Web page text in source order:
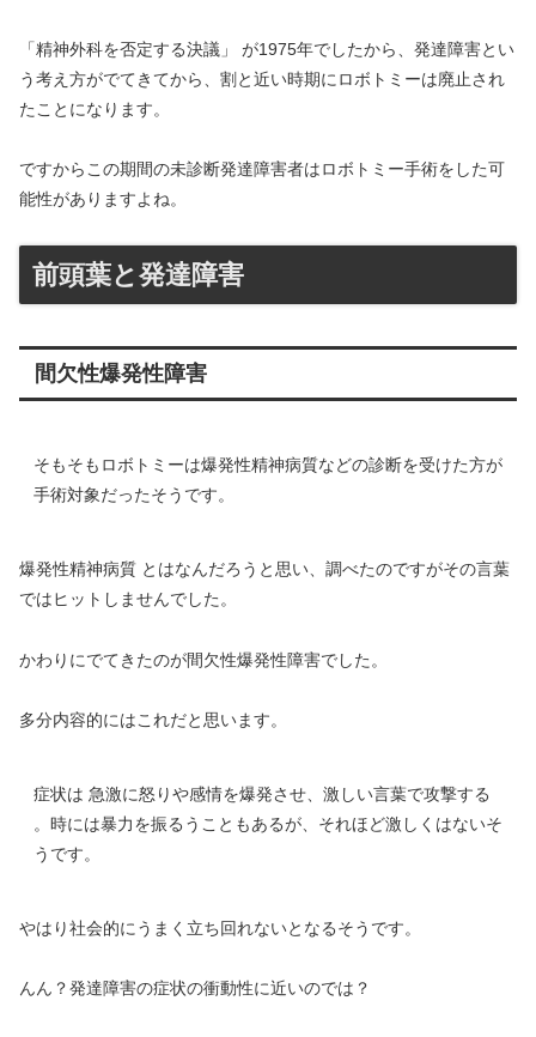
「精神外科を否定する決議」 が1975年でしたから、発達障害とい
う考え方がでてきてから、割と近い時期にロボトミーは廃止され
たことになります。
ですからこの期間の未診断発達障害者はロボトミー手術をした可
能性がありますよね。
前頭葉と発達障害
間欠性爆発性障害
そもそもロボトミーは爆発性精神病質などの診断を受けた方が
手術対象だったそうです。
爆発性精神病質 とはなんだろうと思い、調べたのですがその言葉
ではヒットしませんでした。
かわりにでてきたのが間欠性爆発性障害でした。
多分内容的にはこれだと思います。
症状は 急激に怒りや感情を爆発させ、激しい言葉で攻撃する
。時には暴力を振るうこともあるが、それほど激しくはないそ
うです。
やはり社会的にうまく立ち回れないとなるそうです。
んん？発達障害の症状の衝動性に近いのでは？